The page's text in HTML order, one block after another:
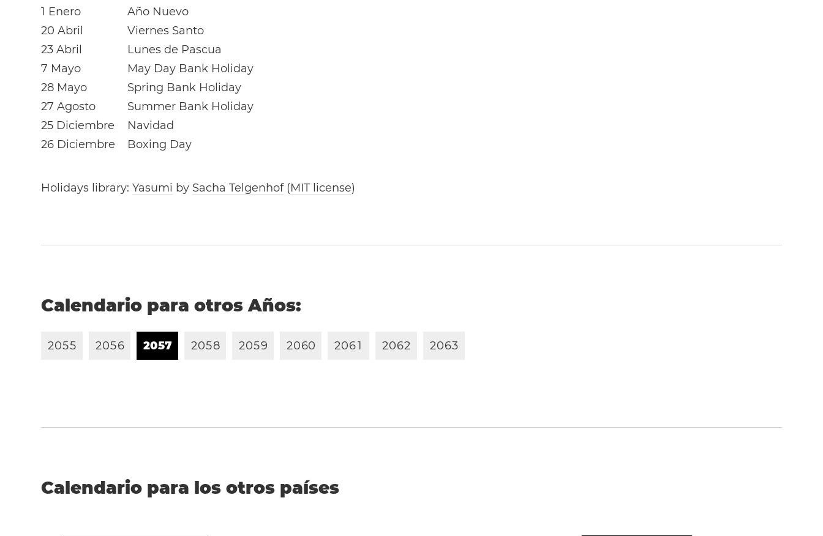
1 Enero
Año Nuevo
20 Abril
Viernes Santo
23 Abril
Lunes de Pascua
7 Mayo
May Day Bank Holiday
28 Mayo
Spring Bank Holiday
27 Agosto
Summer Bank Holiday
25 Diciembre
Navidad
26 Diciembre
Boxing Day
Holidays library:Yasumi by Sacha Telgenhof(MIT license)
Calendario para otros Años:
2055 2056 2057 2058 2059 2060 2061 2062 2063
Calendario para los otros países